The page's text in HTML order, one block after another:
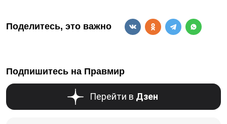
Поделитесь, это важно
Подпишитесь на Правмир
Перейти в Дзен